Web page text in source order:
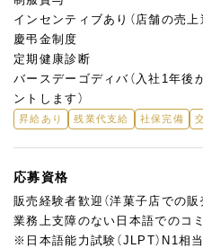
インセンティブあり（店舗の売上
慶弔金制度
定期健康診断
バースデーゴディバ（入社1年後
ントします）
昇給あり 残業代支給 社保完備
応募資格
販売経験者歓迎（洋菓子店での販
業務上支障のない日本語でのコ
※日本語能力試験（JLPT）N1相